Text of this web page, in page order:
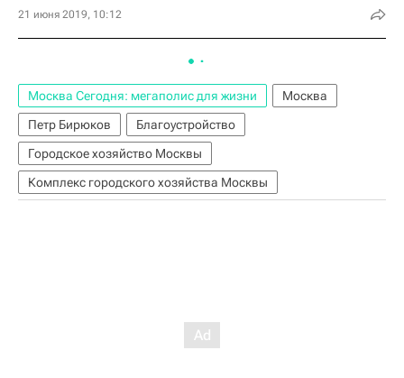
21 июня 2019, 10:12
Москва Сегодня: мегаполис для жизни
Москва
Петр Бирюков
Благоустройство
Городское хозяйство Москвы
Комплекс городского хозяйства Москвы